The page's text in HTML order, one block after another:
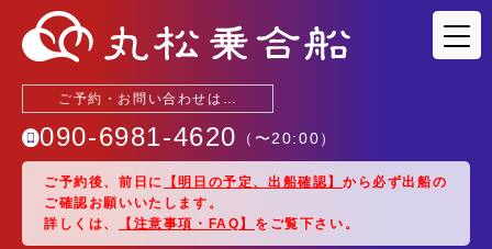
ご予約・お問い合わせは…
090-6981-4620 （〜20:00）
ご予約後、前日に 【明日の予定、出船確認】から必ず出船の
ご確認お願いいたします。
詳しくは、
【注意事項・FAQ】 をご覧下さい。
釣果情報